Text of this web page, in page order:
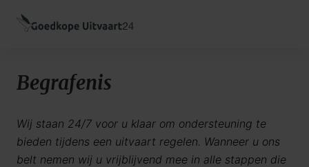
Begrafenis
Wij staan 24/7 voor u klaar om ondersteuning te
bieden tijdens een uitvaart regelen. Wanneer u ons
belt nemen wij u vrijblijvend mee in alle stappen die